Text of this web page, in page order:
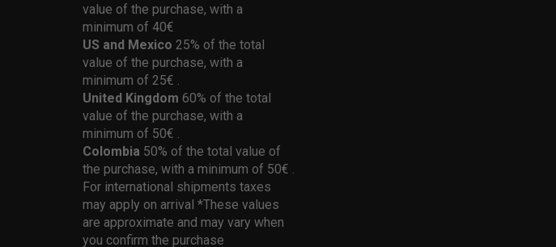
value of the purchase, with a
minimum of 40€
US and Mexico 25% of the total
value of the purchase, with a
minimum of 25€ .
United Kingdom 60% of the total
value of the purchase, with a
minimum of 50€ .
Colombia 50% of the total value of
the purchase, with a minimum of 50€ .
For international shipments taxes
may apply on arrival *These values
are approximate and may vary when
you confirm the purchase